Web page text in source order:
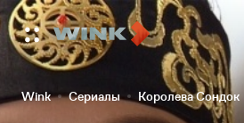
Wink Сериалы Королева Сондок